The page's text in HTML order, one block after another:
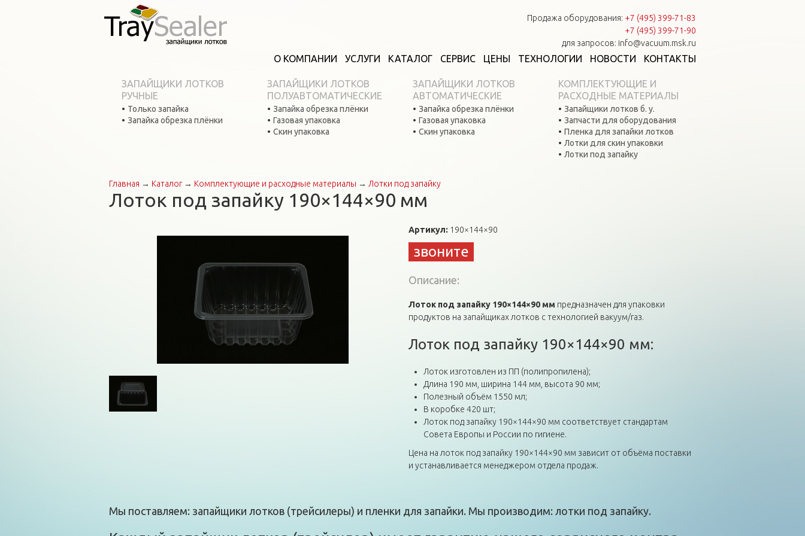
Продажа оборудования: +7 (495) 399-71-83
+7 (495) 399-71-90
для запросов: info@vacuum.msk.ru
О КОМПАНИИ УСЛУГИ КАТАЛОГ СЕРВИС ЦЕНЫ ТЕХНОЛОГИИ НОВОСТИ КОНТАКТЫ
ЗАПАЙЩИКИ ЛОТКОВ
РУЧНЫЕ
Только запайка
Запайка обрезка плёнки
ЗАПАЙЩИКИ ЛОТКОВ
ПОЛУАВТОМАТИЧЕСКИЕ
Запайка обрезка плёнки
Газовая упаковка
Скин упаковка
ЗАПАЙЩИКИ ЛОТКОВ
АВТОМАТИЧЕСКИЕ
Запайка обрезка плёнки
Газовая упаковка
Скин упаковка
КОМПЛЕКТУЮЩИЕ И
РАСХОДНЫЕ МАТЕРИАЛЫ
Запайщики лотков б. у.
Запчасти для оборудования
Пленка для запайки лотков
Лотки для скин упаковки
Лотки под запайку
Вы здесь
Главная → Каталог→ Комплектующие и расходные материалы → Лотки под запайку
Лоток под запайку 190×144×90 мм
Артикул: 190×144×90
звоните
Описание:
Лоток под запайку 190×144×90 мм предназначен для упаковки
продуктов на запайщиках лотков с технологией вакуум/газ.
Лоток под запайку 190×144×90 мм:
Лоток изготовлен из ПП (полипропилена);
Длина 190 мм, ширина 144 мм, высота 90 мм;
Полезный объём 1550 мл;
В коробке 420 шт;
Лоток под запайку 190×144×90 мм соответствует стандартам
Совета Европы и России по гигиене.
Цена на лоток под запайку 190×144×90 мм зависит от объёма поставки
и устанавливается менеджером отдела продаж.
Мы поставляем: запайщики лотков (трейсилеры) и пленки для запайки. Мы производим: лотки под запайку.